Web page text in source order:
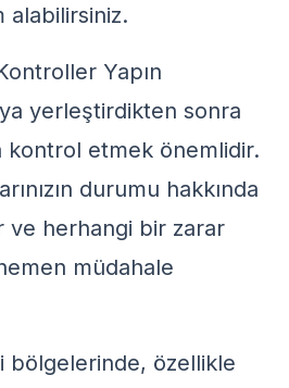
alabilirsiniz.
Yapın
yerleştirdikten sonra
kontrol etmek önemlidir.
durumu hakkında
ve herhangi bir zarar
müdahale
bölgelerinde, özellikle